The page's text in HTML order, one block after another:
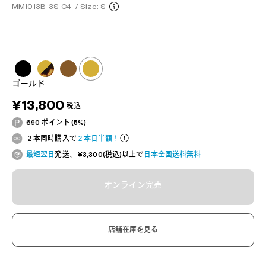
MM1013B-3S C4 / Size: S
ゴールド
¥13,800 税込
690 ポイント (5%)
２本同時購入で２本目半額！
最短翌日発送、 ¥3,300(税込)以上で 日本全国送料無料
オンライン完売
店舗在庫を見る